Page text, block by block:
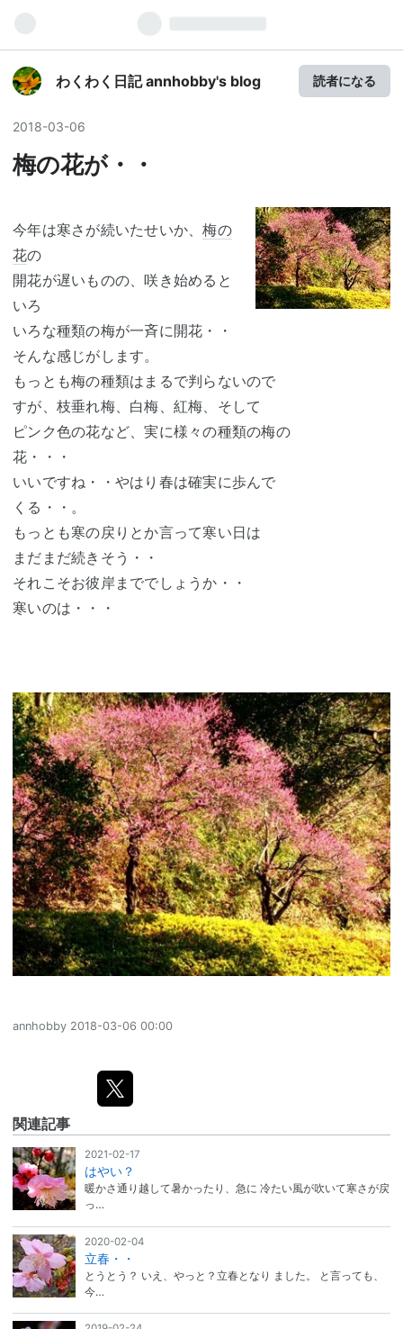
わくわく日記 annhobby's blog 読者になる
2018-03-06
梅の花が・・
今年は寒さが続いたせいか、梅の
花の
開花が遅いものの、咲き始めると
いろ
いろな種類の梅が一斉に開花・・
そんな感じがします。
もっとも梅の種類はまるで判らないので
すが、枝垂れ梅、白梅、紅梅、そして
ピンク色の花など、実に様々の種類の梅の
花・・・
いいですね・・やはり春は確実に歩んで
くる・・。
もっとも寒の戻りとか言って寒い日は
まだまだ続きそう・・
それこそお彼岸まででしょうか・・
寒いのは・・・
annhobby 2018-03-06 00:00
関連記事
2021-02-17
はやい？
暖かさ通り越して暑かったり、急に 冷たい風が吹いて寒さが戻
っ…
2020-02-04
立春・・
とうとう？ いえ、やっと？立春となり ました。 と言っても、
今…